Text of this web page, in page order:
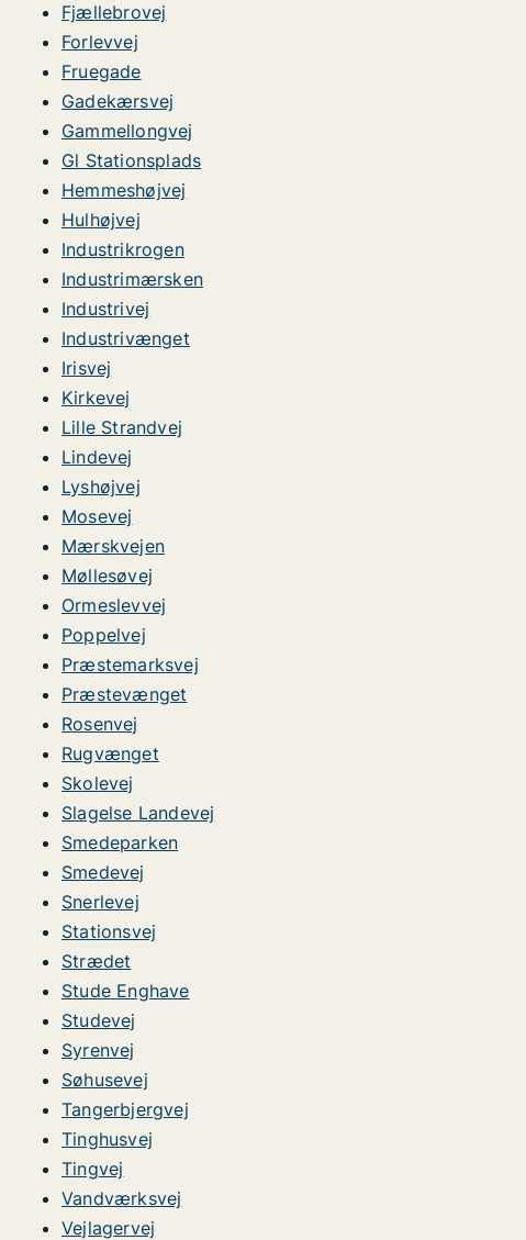
Fjællebrovej
Forlevvej
Fruegade
Gadekærsvej
Gammellongvej
Gl Stationsplads
Hemmeshøjvej
Hulhøjvej
Industrikrogen
Industrimærsken
Industrivej
Industrivænget
Irisvej
Kirkevej
Lille Strandvej
Lindevej
Lyshøjvej
Mosevej
Mærskvejen
Møllesøvej
Ormeslevvej
Poppelvej
Præstemarksvej
Præstevænget
Rosenvej
Rugvænget
Skolevej
Slagelse Landevej
Smedeparken
Smedevej
Snerlevej
Stationsvej
Strædet
Stude Enghave
Studevej
Syrenvej
Søhusevej
Tangerbjergvej
Tinghusvej
Tingvej
Vandværksvej
Vejlagervej